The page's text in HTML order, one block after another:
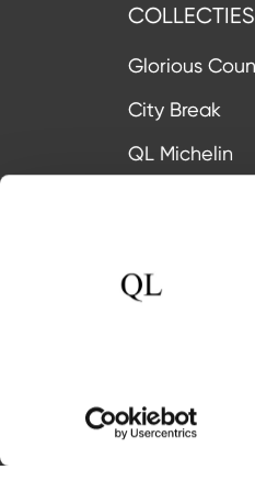
COLLECTIES
Glorious
City Break
QL Michelin
Waterside
Bekijk alle